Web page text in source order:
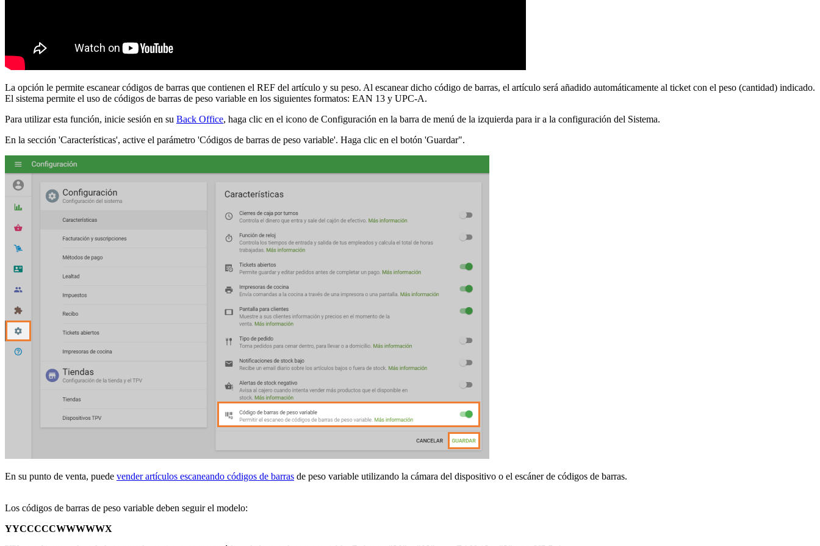
La opción le permite escanear códigos de barras que contienen el REF del artículo y su peso. Al escanear dicho código de barras, el artículo será añadido automáticamente al ticket con el peso (cantidad) indicado.
El sistema permite el uso de códigos de barras de peso variable en los siguientes formatos: EAN 13 y UPC-A.
Para utilizar esta función, inicie sesión en su Back Office, haga clic en el icono de Configuración en la barra de menú de la izquierda para ir a la configuración del Sistema.
En la sección 'Características', active el parámetro 'Códigos de barras de peso variable'. Haga clic en el botón 'Guardar".
En su punto de venta, puede vender artículos escaneando códigos de barras de peso variable utilizando la cámara del dispositivo o el escáner de códigos de barras.
Los códigos de barras de peso variable deben seguir el modelo:
YYCCCCCWWWWWX